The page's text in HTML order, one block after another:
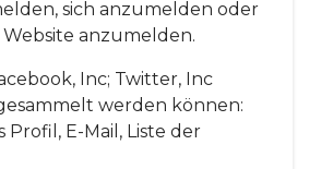
sich anzumelden oder
anzumelden.
Inc; Twitter, Inc
werden können:
E-Mail, Liste der